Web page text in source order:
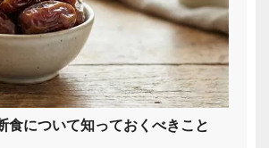
食について知っておくべきこと